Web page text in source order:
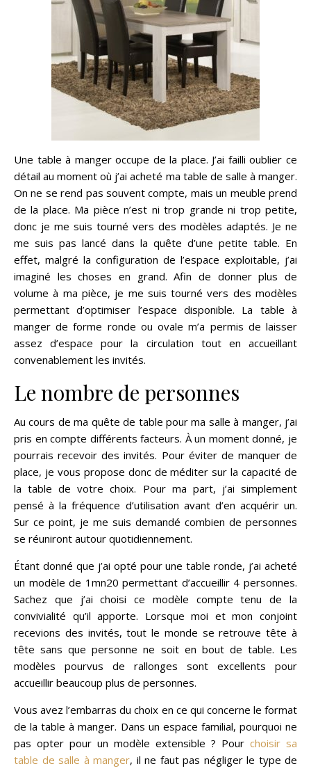
Une table à manger occupe de la place. J’ai failli oublier ce
détail au moment où j’ai acheté ma table de salle à manger.
On ne se rend pas souvent compte, mais un meuble prend
de la place. Ma pièce n’est ni trop grande ni trop petite,
donc je me suis tourné vers des modèles adaptés. Je ne
me suis pas lancé dans la quête d’une petite table. En
effet, malgré la configuration de l’espace exploitable, j’ai
imaginé les choses en grand. Afin de donner plus de
volume à ma pièce, je me suis tourné vers des modèles
permettant d’optimiser l’espace disponible. La table à
manger de forme ronde ou ovale m’a permis de laisser
assez d’espace pour la circulation tout en accueillant
convenablement les invités.
Le nombre de personnes
Au cours de ma quête de table pour ma salle à manger, j’ai
pris en compte différents facteurs. À un moment donné, je
pourrais recevoir des invités. Pour éviter de manquer de
place, je vous propose donc de méditer sur la capacité de
la table de votre choix. Pour ma part, j’ai simplement
pensé à la fréquence d’utilisation avant d’en acquérir un.
Sur ce point, je me suis demandé combien de personnes
se réuniront autour quotidiennement.
Étant donné que j’ai opté pour une table ronde, j’ai acheté
un modèle de 1mn20 permettant d’accueillir 4 personnes.
Sachez que j’ai choisi ce modèle compte tenu de la
convivialité qu’il apporte. Lorsque moi et mon conjoint
recevions des invités, tout le monde se retrouve tête à
tête sans que personne ne soit en bout de table. Les
modèles pourvus de rallonges sont excellents pour
accueillir beaucoup plus de personnes.
Vous avez l’embarras du choix en ce qui concerne le format
de la table à manger. Dans un espace familial, pourquoi ne
pas opter pour un modèle extensible ? Pour choisir sa
table de salle à manger, il ne faut pas négliger le type de